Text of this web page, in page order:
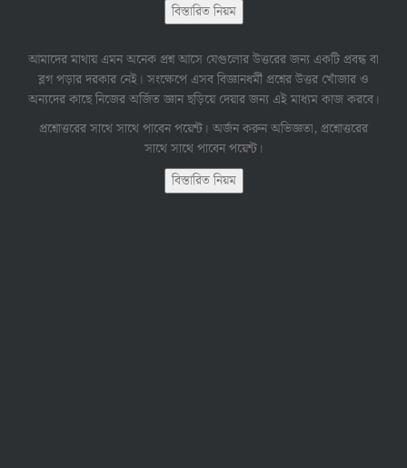
বিস্তারিত নিয়ম
আমাদের মাথায় এমন অনেক প্রশ্ন আসে যেগুলোর উত্তরের জন্য একটি প্রবন্ধ বা
ব্লগ পড়ার দরকার নেই। সংক্ষেপে এসব বিজ্ঞানধর্মী প্রশ্নের উত্তর খোঁজার ও
অন্যদের কাছে নিজের অর্জিত জ্ঞান ছড়িয়ে দেয়ার জন্য এই মাধ্যম কাজ করবে।
প্রশ্নোত্তরের সাথে সাথে পাবেন পয়েন্ট। অর্জন করুন অভিজ্ঞতা, প্রশ্নোত্তরের
সাথে সাথে পাবেন পয়েন্ট।
বিস্তারিত নিয়ম